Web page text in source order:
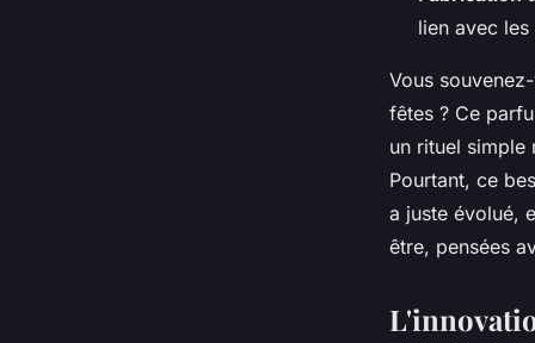
lien avec
Vous
fêtes ? Ce
un rituel simple
Pourtant, ce
a juste évolué,
être, pensées